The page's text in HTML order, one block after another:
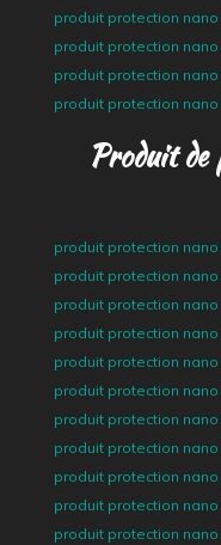
produit protection
produit protection
produit protection
produit protection
Produit
produit protection
produit protection
produit protection
produit protection
produit protection
produit protection
produit protection
produit protection
produit protection
produit protection
produit protection